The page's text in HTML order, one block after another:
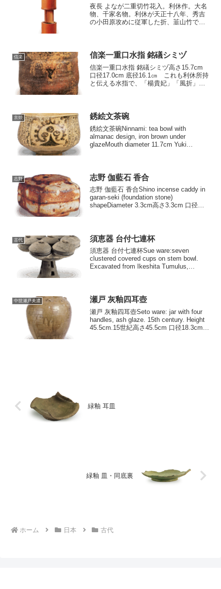
夜長 よなが二重切竹花入。利休作。大名
物、千家名物。利休が天正十八年、秀吉
の小田原攻めに従軍した折、韮山竹で三
枕に眠る姿に興を覚えて...
信楽 信楽一重口水指 銘礒シミヅ
信楽一重口水指 銘礒シミヅ高さ15.7cm
口径17.0cm 底径16.1㎝ これも利休所持
と伝える水指で、「楊貴妃」「風折」
庵」と...
京焼 銹絵文茶碗
銹絵文茶碗Ninnami: tea bowl with
almanac design, iron brown under
glazeMouth diameter 11.7cm Yuki
志野 志野 伽藍石 香合
志野 伽藍石 香合Shino incense caddy in
garan-seki (foundation stone)
shapeDiameter 3.3cm高さ3.3cm 口径
古代 須恵器 台付七連杯
須恵器 台付七連杯Sue ware:seven
clustered covered cups on stem bowl.
Excavated from Ikeshita Tumulus,
中世瀬戸美濃 瀬戸 灰釉四耳壺
瀬戸 灰釉四耳壺Seto ware: jar with four
handles, ash glaze. 15th century. Height
45.5cm.15世紀高さ45.5cm 口径18.3cm
緑釉 耳皿
緑釉 皿・同底裏
ホーム 日本 古代